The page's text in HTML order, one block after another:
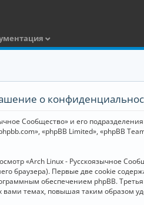
о
Сообщество» и его
«phpBB Limited», «phpBB
«Arch Linux - Русскоязычное
браузера). Первые две cookie
обеспечением phpBB.
темах, повышая таким образом